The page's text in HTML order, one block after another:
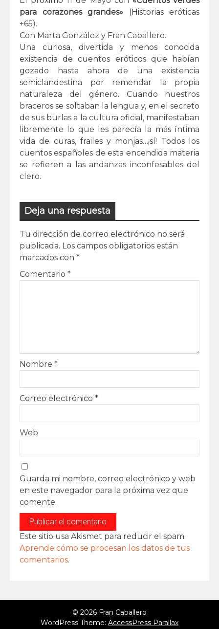
para corazones grandes» (Historias eróticas
+65).
Con Marta González y Fran Caballero.
Una curiosa, divertida y menos conocida
existencia de cuentos eróticos que habían
gozado hasta ahora de una existencia
semiclandestina por remendar la propia
naturaleza del género. Cuando nuestros
braceros se soltaban la lengua y, en el secreto
de sus burlas a la cultura oficial, manifestaban
libremente lo que les parecía la más íntima
vida de curas, frailes y monjas…¡sí! Todos los
cuentos españoles de esta encendida materia
se refieren a las andanzas inconfesables del
clero.
Deja una respuesta
Tu dirección de correo electrónico no será
publicada. Los campos obligatorios están
marcados con *
Comentario *
Nombre *
Correo electrónico *
Web
Guarda mi nombre, correo electrónico y web
en este navegador para la próxima vez que
comente.
Este sitio usa Akismet para reducir el spam.
Aprende cómo se procesan los datos de tus
comentarios.
© 2026 Fran Caballero
WordPress Theme: AccessPress Parallax